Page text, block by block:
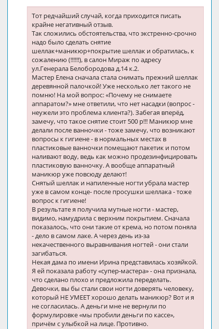
Тот редчайший случай, когда приходится писать
крайне негативный отзыв.
Так сложились обстоятельства, что экстренно-срочно
надо было сделать снятие
шеллак+маникюр+покрытие шеллак и обратилась, к
сожалению (!!!!!!), в салон Мираж по адресу
ул.Генерала Белобородова д.14 к.2.
Мастер Елена сначала стала снимать прежний шеллак
деревянной палочкой! Уже несколько лет такого не
помню! На мой вопрос: «Почему не снимаете
аппаратом?» мне ответили, что нет насадки (вопрос -
неужели это проблема клиента?). Забегая вперёд,
замечу, что такое снятие стоит 500 р!!! Маникюр мне
делали после ванночки - тоже замечу, что возникают
вопросы к гигиене - в нормальных местах в
пластиковые ванночки помещают пакетик и потом
наливают воду, ведь как можно продезинфицировать
пластиковую ванночку. А вообще аппаратный
маникюр уже повсюду делают!
Снятый шеллак и напиленные ногти убрала мастер
уже в самом конце- после просушки шеллака - тоже
вопрос к гигиене!
В результате я получила мутные ногти - мастер,
видимо, намудрила с верхним покрытием. Сначала
показалось, что они такие от крема, но потом поняла
- дело в самом лаке. А через день из-за
некачественного выравнивания ногтей - они стали
загибаться.
Некая дама по имени Ирина представилась хозяйкой.
Я ей показала работу «супер-мастера» - она признала,
что сделано плохо и предложила переделать.
Девочки, вы бы стали свои ногти доверять человеку,
который НЕ УМЕЕТ хорошо делать маникюр? Вот и я
не согласилась. А деньги мне не вернули по
формулировке «мы пробили деньги по кассе»,
причём с улыбкой на лице. Противно.